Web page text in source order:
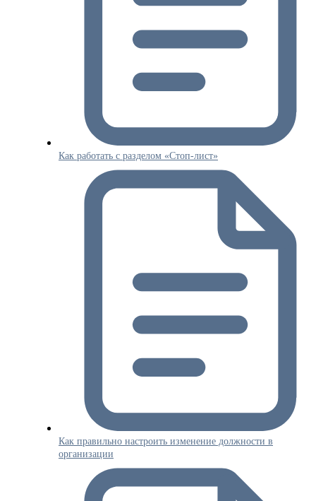
Как работать с разделом «Стоп-лист»
Как правильно настроить изменение должности в
организации